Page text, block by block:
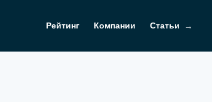
Рейтинг Компании Статьи